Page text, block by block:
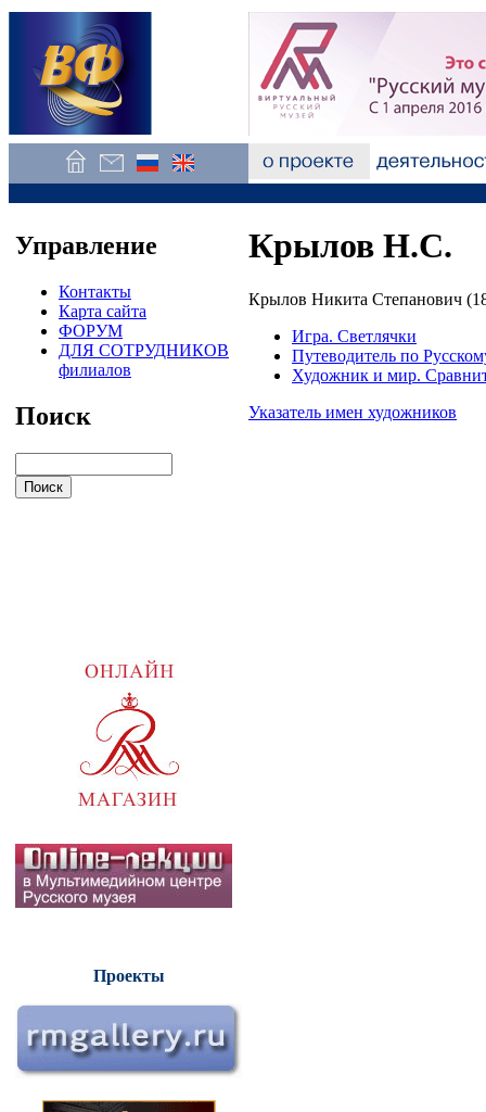
Управление
Контакты
Карта сайта
ФОРУМ
ДЛЯ СОТРУДНИКОВ
филиалов
Поиск
Проекты
Крылов Н.С.
Крылов Никита Степанович
Игра. Светлячки
Путеводитель по
Художник и мир.
Указатель имен художников